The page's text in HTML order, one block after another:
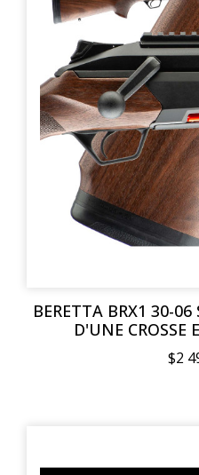
BERETTA BRX1 30-
D'UNE CROSSE
$2